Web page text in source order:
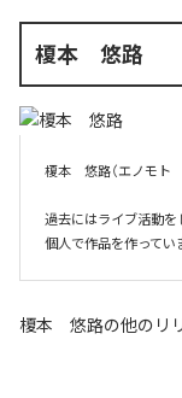
榎本 悠路
榎本　悠路（エノモト
過去にはライブ活動
個人で作品を作ってい
榎本 悠路の他のリ